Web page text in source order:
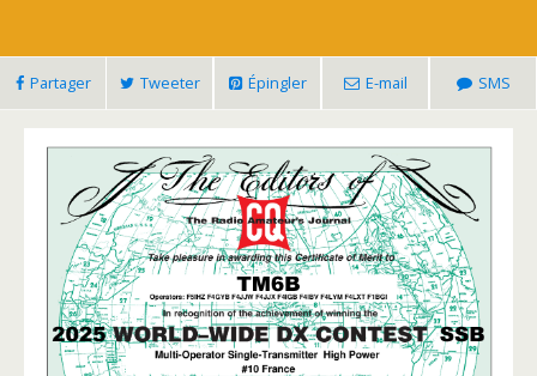
Partager Tweeter Épingler E-mail SMS